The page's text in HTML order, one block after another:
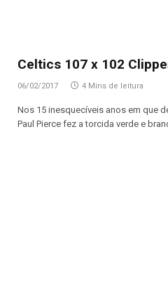
Celtics 107 x 102
06/02/2017 4 Mins de leitura
Nos 15 inesquecíveis anos em que
Paul Pierce fez a torcida verde e